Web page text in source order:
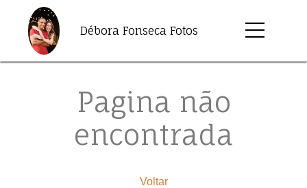
Débora Fonseca Fotos
Pagina não
encontrada
Voltar